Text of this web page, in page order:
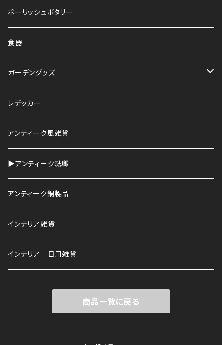
ポーリッシュポタリー
食器
ガーデングッズ
鉢
HAWS
レデッカー
アンティーク風雑貨
▶︎アンティーク琺瑯
アンティーク銅製品
インテリア雑貨
インテリア 日用雑貨
商品一覧に戻る